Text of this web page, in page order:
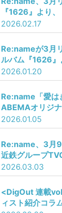
先行配信！
『1626』より
Angel」が2月18
当日FM802で3
の生放送DJも代
2026.02.17
Re:nameが3月
ルバム『1626』
SIDE」を1月21
年特設サイトで
メンバーが選ぶ
プレイリストも
2026.01.20
Re:name「愛は
ABEMAオリジ
ーショー『今日
た。』と『ロケ
CM『ロケット
パーティ篇』
日よりオンエア開
2026.01.05
Re:name、3月
近鉄グループ
伊勢志摩。」
起用が決定！
2026.03.03
<DigOut 連載
ィスト紹介コラ